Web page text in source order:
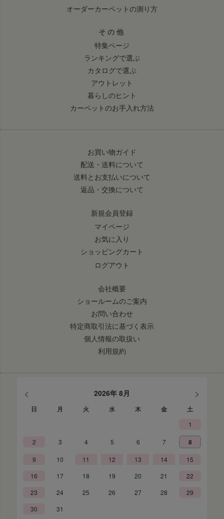
オーダーカーペットの測り方
その他
特集ページ
ランキングで選ぶ
カタログで選ぶ
アウトレット
暮らしのヒント
カーペットのお手入れ方法
お買い物ガイド
配送・送料について
送料とお支払いについて
返品・交換について
新規会員登録
マイページ
お気に入り
ショッピングカート
ログアウト
会社概要
ショールームのご案内
お問い合わせ
特定商取引法に基づく表示
個人情報の取扱い
利用規約
< 2026年 8月 >
日 月 火 水 木 金 土
1
2 3 4 5 6 7 8
9 10 11 12 13 14
15
16
17 18 19 20 21
22
23
24 25 26 27 28
29
30
31